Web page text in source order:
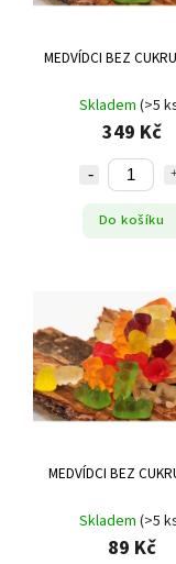
MEDVÍDCI BEZ
Skladem (>5
349 Kč
Do košíku
MEDVÍDCI BEZ
Skladem (>5
89 Kč